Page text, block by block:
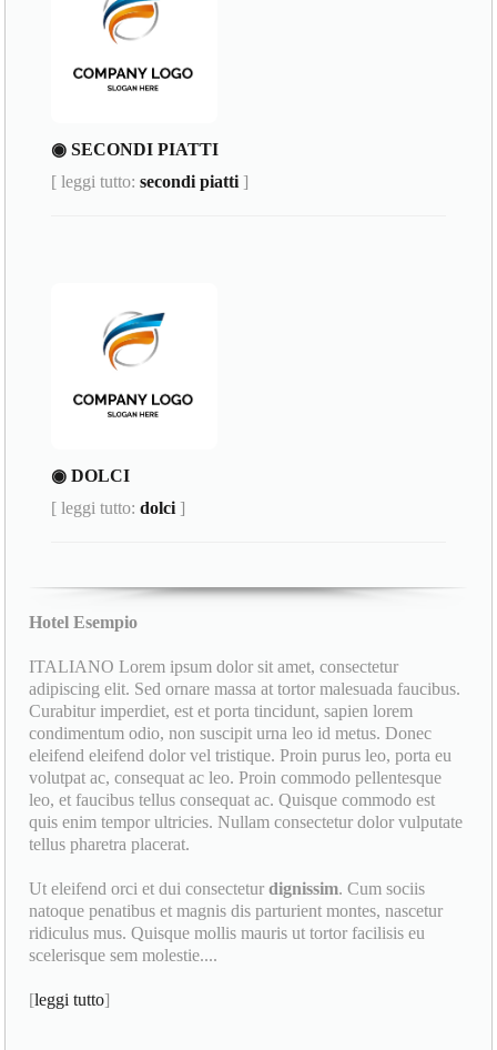
◉ SECONDI PIATTI
[ leggi tutto:secondi piatti ]
◉ DOLCI
[ leggi tutto:dolci ]
Hotel Esempio
ITALIANO Lorem ipsum dolor sit amet, consectetur
adipiscing elit. Sed ornare massa at tortor malesuada faucibus.
Curabitur imperdiet, est et porta tincidunt, sapien lorem
condimentum odio, non suscipit urna leo id metus. Donec
eleifend eleifend dolor vel tristique. Proin purus leo, porta eu
volutpat ac, consequat ac leo. Proin commodo pellentesque
leo, et faucibus tellus consequat ac. Quisque commodo est
quis enim tempor ultricies. Nullam consectetur dolor vulputate
tellus pharetra placerat.
Ut eleifend orci et dui consecteturdignissim. Cum sociis
natoque penatibus et magnis dis parturient montes, nascetur
ridiculus mus. Quisque mollis mauris ut tortor facilisis eu
scelerisque sem molestie....
[leggi tutto]